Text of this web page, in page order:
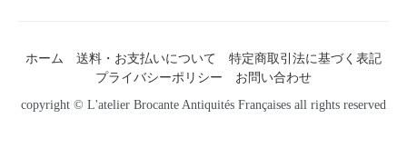
ホーム 送料・お支払いについて
特定商取引法に基づく表記
プライバシーポリシー
お問い合わせ
copyright © L'atelier Brocante Antiquités Françaises all rights reserved